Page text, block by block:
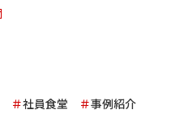
社員食堂 事例紹介